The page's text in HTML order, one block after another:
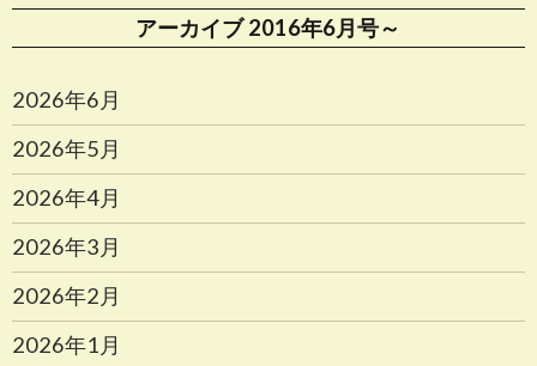
アーカイブ 2016年6月号～
2026年6月
2026年5月
2026年4月
2026年3月
2026年2月
2026年1月